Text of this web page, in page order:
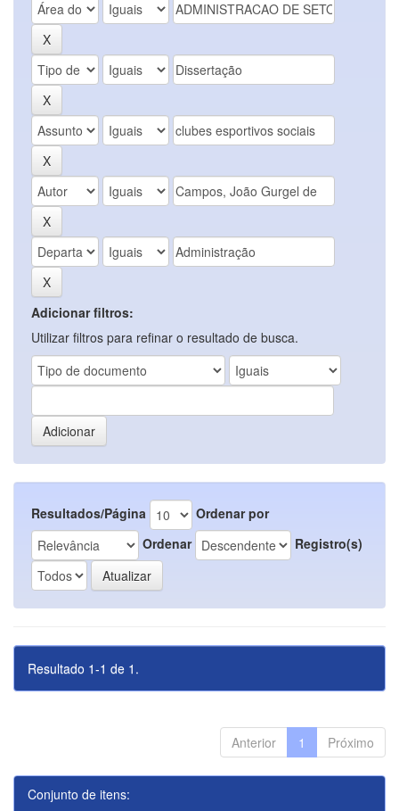
Adicionar filtros:
Utilizar filtros para refinar o resultado de busca.
Resultados/Página
Ordenar por
Ordenar
Registro(s)
Resultado 1-1 de 1.
Anterior 1 Próximo
Conjunto de itens: